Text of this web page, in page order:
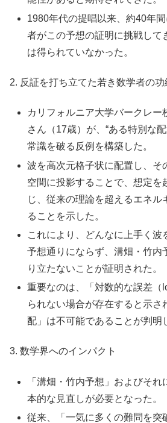
1980年代の提唱以来、約40年
者がこの予想の証明に挑戦して
は得られていなかった。
2. 反証を打ち立てた若き数学者の功
カリフォルニア大学バークレー
さん（17歳）が、“ある特別な
常識を破る反例を構築した。
波を高次元格子状に配置し、そ
空間に投影することで、想定を
じ、従来の理論を超えるエネル
ることを示した。
これにより、どんなに上手く波
予想通りにならず、溝畑・竹内
り立たないことが証明された。
重要なのは、「対数的な誤差（
られない場合が存在すると示さ
配」は不可能であることが判明
3. 数学界へのインパクト
「溝畑・竹内予想」およびそ
本的な見直しが必要となった。
従来、「一気に多くの難問を突